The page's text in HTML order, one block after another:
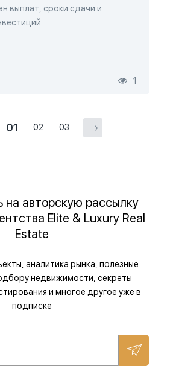
выплат, сроки сдачи и
1
01 02 03
авторскую рассылку
Elite & Luxury Real
Estate
аналитика рынка, полезные
недвижимости, секреты
и многое другое уже в
подписке